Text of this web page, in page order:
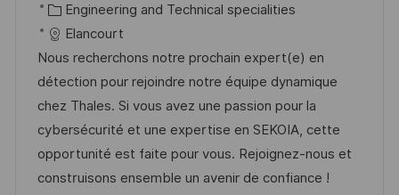
n
t a
t
u
m
d
e
r
V
o
-
I
D
K
a
t
e
g
o
r
i
Engineering and Technical specialities
Elancourt
Nous recherchons notre prochain expert(e) en
détection pour rejoindre notre équipe dynamique
chez Thales. Si vous avez une passion pour la
cybersécurité et une expertise en SEKOIA, cette
opportunité est faite pour vous. Rejoignez-nous et
construisons ensemble un avenir de confiance !